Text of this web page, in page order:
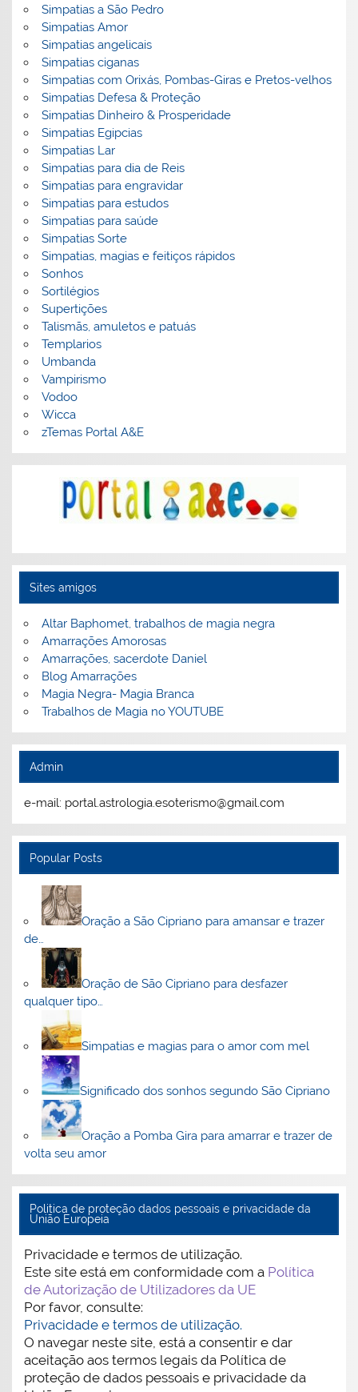
Simpatias a São Pedro
Simpatias Amor
Simpatias angelicais
Simpatias ciganas
Simpatias com Orixás, Pombas-Giras e Pretos-velhos
Simpatias Defesa & Proteção
Simpatias Dinheiro & Prosperidade
Simpatias Egipcias
Simpatias Lar
Simpatias para dia de Reis
Simpatias para engravidar
Simpatias para estudos
Simpatias para saúde
Simpatias Sorte
Simpatias, magias e feitiços rápidos
Sonhos
Sortilégios
Supertições
Talismãs, amuletos e patuás
Templarios
Umbanda
Vampirismo
Vodoo
Wicca
zTemas Portal A&E
Sites amigos
Altar Baphomet, trabalhos de magia negra
Amarrações Amorosas
Amarrações, sacerdote Daniel
Blog Amarrações
Magia Negra- Magia Branca
Trabalhos de Magia no YOUTUBE
Admin
e-mail: portal.astrologia.esoterismo@gmail.com
Popular Posts
Oração a São Cipriano para amansar e trazer
de…
Oração de São Cipriano para desfazer
qualquer tipo…
Simpatias e magias para o amor com mel
Significado dos sonhos segundo São Cipriano
Oração a Pomba Gira para amarrar e trazer de
volta seu amor
Politica de proteção dados pessoais e privacidade da
União Europeia
Privacidade e termos de utilização.
Este site está em conformidade com a Política
de Autorização de Utilizadores da UE
Por favor, consulte:
Privacidade e termos de utilização.
O navegar neste site, está a consentir e dar
aceitação aos termos legais da Política de
proteção de dados pessoais e privacidade da